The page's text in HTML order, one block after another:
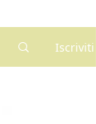
Iscriviti